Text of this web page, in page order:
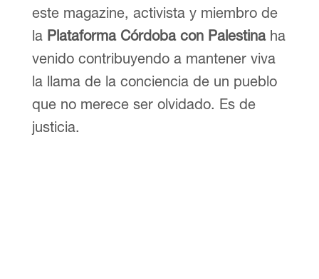
este magazine, activista y miembro de
la Plataforma Córdoba con Palestina ha
venido contribuyendo a mantener viva
la llama de la conciencia de un pueblo
que no merece ser olvidado. Es de
justicia.